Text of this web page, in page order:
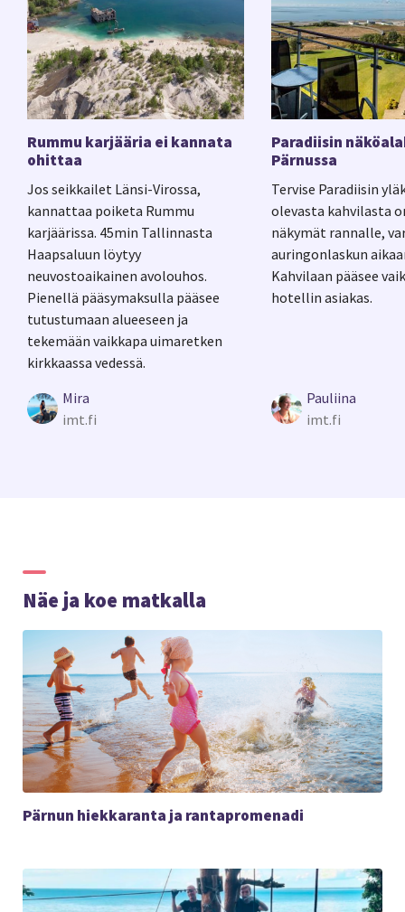
Rummu karjääria ei kannata
ohittaa
Jos seikkailet Länsi-Virossa,
kannattaa poiketa Rummu
karjäärissa. 45min Tallinnasta
Haapsaluun löytyy
neuvostoaikainen avolouhos.
Pienellä pääsymaksulla pääsee
tutustumaan alueeseen ja
tekemään vaikkapa uimaretken
kirkkaassa vedessä.
Mira
imt.fi
Paradiisin
Pärnussa
Tervise Paradiisin
olevasta kahvilasta
näkymät rannalle,
auringonlaskun
Kahvilaan pääsee
hotellin asiakas.
Pauliina
imt.fi
Näe ja koe matkalla
Pärnun hiekkaranta ja rantapromenadi